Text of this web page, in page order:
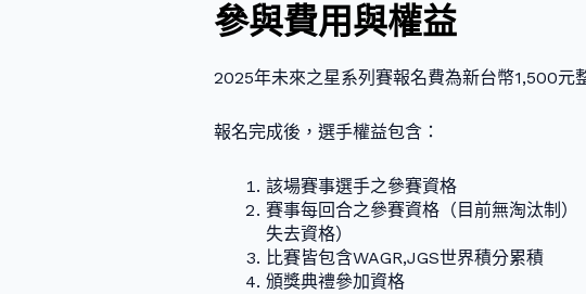
參與費用與權益
2025年未來之星系列賽報名費為新台幣1,500元
報名完成後，選手權益包含：
該場賽事選手之參賽資格
賽事每回合之參賽資格（目前無淘汰制）
失去資格）
比賽皆包含WAGR,JGS世界積分累積
頒獎典禮參加資格